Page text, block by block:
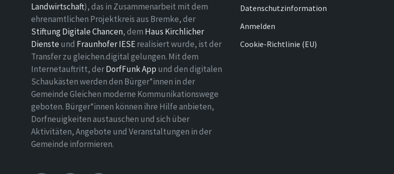
Landwirtschaft), das in Zusammenarbeit mit dem
ehrenamtlichen Projektkreis aus Bremke, der
Stiftung Digitale Chancen, dem Haus Kirchlicher
Dienste und Fraunhofer IESErealisiert wurde, ist der
Transfer zu gleichen.digital gelungen. Mit dem
Internetauftritt, derDorfFunk App und den digitalen
Schaukästen werden den Bürger*innen in der
Gemeinde Gleichen moderne Kommunikationswege
geboten. Bürger*innen können ihre Hilfe anbieten,
Dorfneuigkeiten austauschen und sich über
Aktivitäten, Angebote und Veranstaltungen in der
Gemeinde informieren.
Datenschutzinformation
Anmelden
Cookie-Richtlinie (EU)